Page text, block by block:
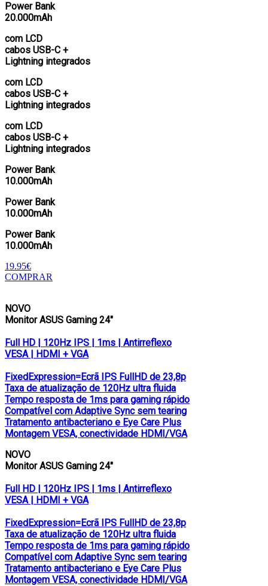
Power Bank
20.000mAh
com LCD
cabos USB-C +
Lightning integrados
com LCD
cabos USB-C +
Lightning integrados
com LCD
cabos USB-C +
Lightning integrados
Power Bank
10.000mAh
Power Bank
10.000mAh
Power Bank
10.000mAh
19.95€
COMPRAR
NOVO
Monitor ASUS Gaming 24″
Full HD | 120Hz IPS | 1ms | Antirreflexo
VESA | HDMI + VGA
FixedExpression=Ecrã IPS FullHD de 23,8p
Taxa de atualização de 120Hz ultra fluida
Tempo resposta de 1ms para gaming rápido
Compatível com Adaptive Sync sem tearing
Tratamento antibacteriano e Eye Care Plus
Montagem VESA, conectividade HDMI/VGA
NOVO
Monitor ASUS Gaming 24″
Full HD | 120Hz IPS | 1ms | Antirreflexo
VESA | HDMI + VGA
FixedExpression=Ecrã IPS FullHD de 23,8p
Taxa de atualização de 120Hz ultra fluida
Tempo resposta de 1ms para gaming rápido
Compatível com Adaptive Sync sem tearing
Tratamento antibacteriano e Eye Care Plus
Montagem VESA, conectividade HDMI/VGA